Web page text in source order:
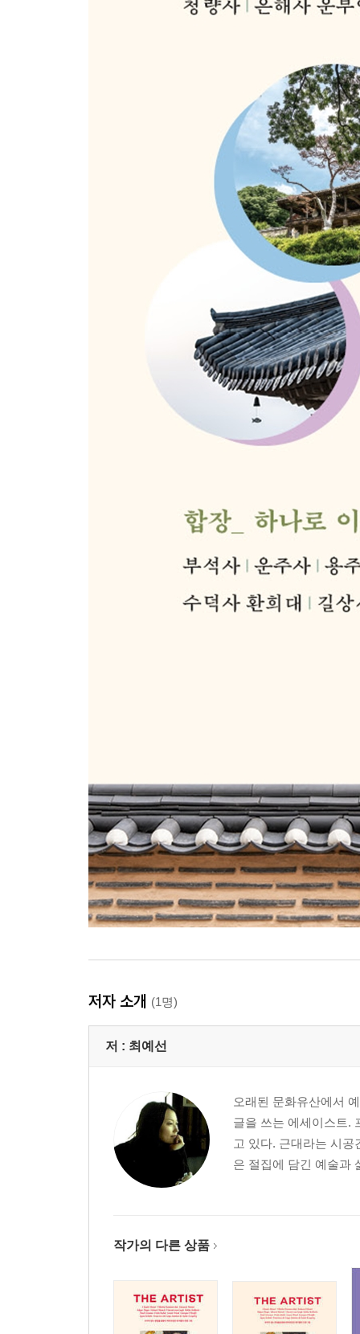
저자 소개 (1명)
저 : 최예선
오래된 문화유산에서
글을 쓰는 에세이스트.
고 있다. 근대라는 시
은 절집에 담긴 예술과
작가의 다른 상품